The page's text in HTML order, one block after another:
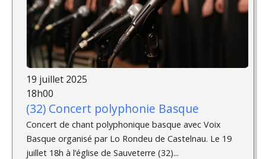
19 juillet 2025
18h00
(32) Concert polyphonie Basque
Concert de chant polyphonique basque avec Voix
Basque organisé par Lo Rondeu de Castelnau. Le 19
juillet 18h à l’église de Sauveterre (32)...